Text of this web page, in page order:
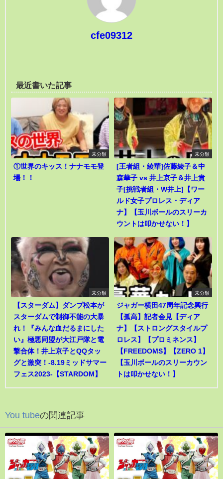
cfe09312
最近書いた記事
未分類
①世界のキッス！ナナモモ登
場！！
未分類
[王者組・綾華]佐藤綾子＆中
森華子 vs 井上京子＆井上貴
子[挑戦者組・W井上]【ワー
ルド女子プロレス・ディア
ナ】【玉川ボールのスリーカ
ウントは叩かせない！】
未分類
【スターダム】ダンプ松本が
スターダムで制御不能の大暴
れ！『みんな血だるまにした
い』極悪同盟が大江戸隊と電
撃合体！井上京子とQQタッ
グと激突！-8.19ミッドサマー
フェス2023-【STARDOM】
未分類
ジャガー横田47周年記念興行
【孤高】記者会見【ディア
ナ】【ストロングスタイルプ
ロレス】【プロミネンス】
【FREEDOMS】【ZERO 1】
【玉川ボールのスリーカウン
トは叩かせない！】
You tubeの関連記事